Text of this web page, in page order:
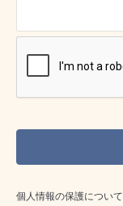
個人情報の保護について